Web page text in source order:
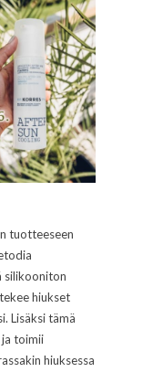
tuotteeseen
silikooniton
hiukset
Lisäksi tämä
toimii
hiuksessa